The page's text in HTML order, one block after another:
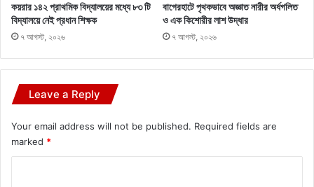
কয়রার ১৪২ প্রাথমিক বিদ্যালয়ের মধ্যে ৮৩ টি
বিদ্যালয়ে নেই প্রধান শিক্ষক
৭ আগস্ট, ২০২৬
বাগেরহাটে পৃথকভাবে অজ্ঞাত নারীর অর্ধগলিত
ও এক কিশোরীর লাশ উদ্ধার
৭ আগস্ট, ২০২৬
Leave a Reply
Your email address will not be published. Required fields are
marked *